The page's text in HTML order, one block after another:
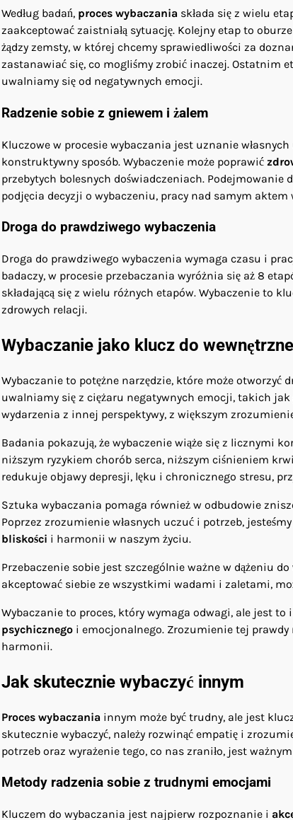
Według badań, proces wybaczania składa się z wielu
zaakceptować zaistniałą sytuację. Kolejny etap to
żądzy zemsty, w której chcemy sprawiedliwości za
zastanawiać się, co mogliśmy zrobić inaczej. Ostatnim
uwalniamy się od negatywnych emocji.
Radzenie sobie z gniewem i żalem
Kluczowe w procesie wybaczania jest uznanie
konstruktywny sposób. Wybaczenie może poprawić
przebytych bolesnych doświadczeniach.
podjęcia decyzji o wybaczeniu, pracy nad samym
Droga do prawdziwego wybaczenia
Droga do prawdziwego wybaczenia wymaga czasu i
badaczy, w procesie przebaczania wyróżnia się aż 8
składającą się z wielu różnych etapów. Wybaczenie to
zdrowych relacji.
Wybaczanie jako klucz do
Wybaczanie to potężne narzędzie, które może
uwalniamy się z ciężaru negatywnych emocji, takich
wydarzenia z innej perspektywy, z większym
Badania pokazują, że wybaczenie wiąże się z licznymi
niższym ryzykiem chorób serca, niższym ciśnieniem
redukuje objawy depresji, lęku i chronicznego stresu,
Sztuka wybaczania pomaga również w odbudowie
Poprzez zrozumienie własnych uczuć i potrzeb,
bliskości i harmonii w naszym życiu.
Przebaczenie sobie jest szczególnie ważne w dążeniu do
akceptować siebie ze wszystkimi wadami i zaletami,
Wybaczanie to proces, który wymaga odwagi, ale jest
psychicznego i emocjonalnego. Zrozumienie tej
harmonii.
Jak skutecznie wybaczyć innym
Proces wybaczania innym może być trudny, ale jest
skutecznie wybaczyć, należy rozwinąć empatię i
potrzeb oraz wyrażenie tego, co nas zraniło, jest
Metody radzenia sobie z trudnymi emocjami
Kluczem do wybaczania jest najpierw rozpoznanie i